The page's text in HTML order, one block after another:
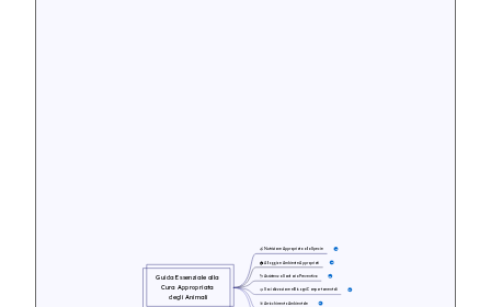
🍎 Nutrizione Appropriata alla Specie
🏠 Alloggio e Ambiente Appropriati 15
🩺 Assistenza Sanitaria Preventiva
🤝 Socializzazione e Bisogni Comportamentali
🎯 Arricchimento Ambientale 16
Guida Essenziale alla
Cura Appropriata
degli Animali